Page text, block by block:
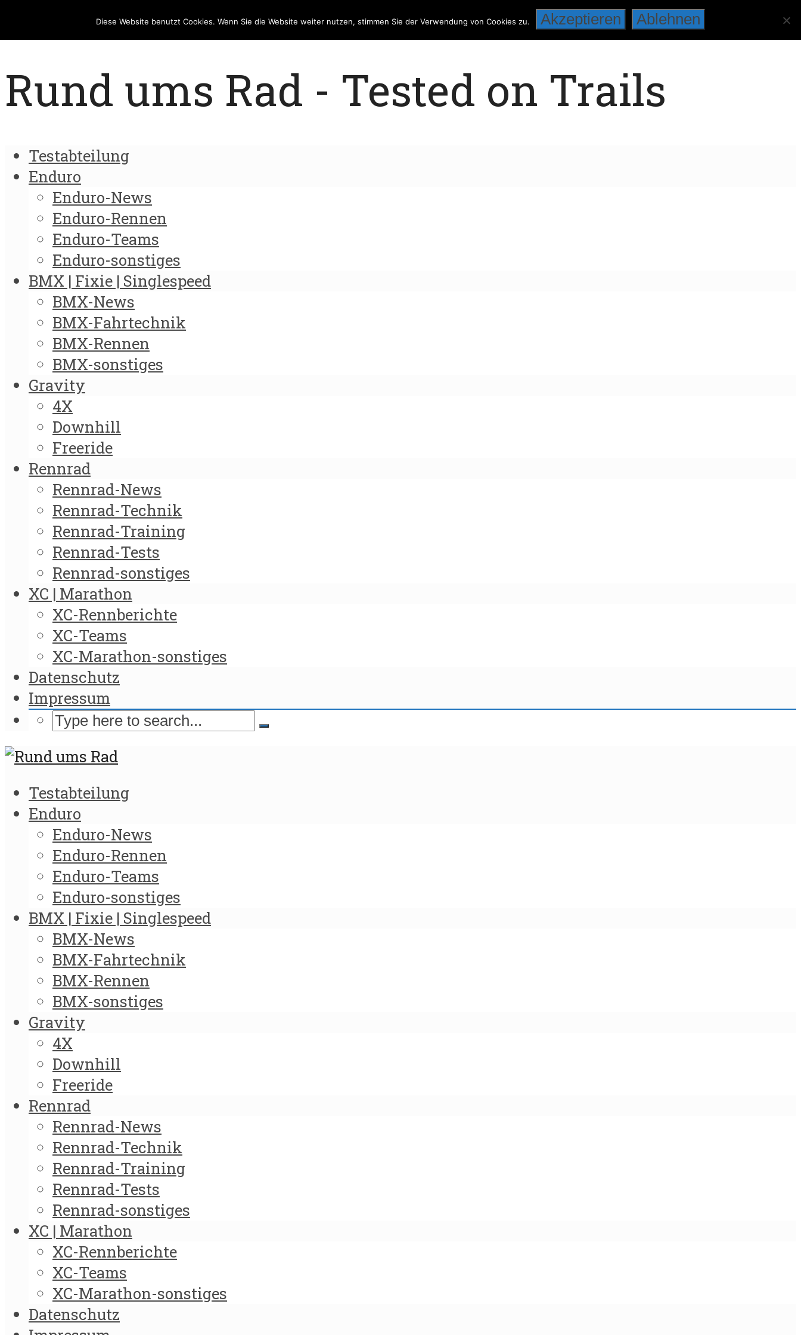
Rund ums Rad - Tested on Trails
Testabteilung
Enduro
Enduro-News
Enduro-Rennen
Enduro-Teams
Enduro-sonstiges
BMX | Fixie | Singlespeed
BMX-News
BMX-Fahrtechnik
BMX-Rennen
BMX-sonstiges
Gravity
4X
Downhill
Freeride
Rennrad
Rennrad-News
Rennrad-Technik
Rennrad-Training
Rennrad-Tests
Rennrad-sonstiges
XC | Marathon
XC-Rennberichte
XC-Teams
XC-Marathon-sonstiges
Datenschutz
Impressum
Testabteilung
Enduro
Enduro-News
Enduro-Rennen
Enduro-Teams
Enduro-sonstiges
BMX | Fixie | Singlespeed
BMX-News
BMX-Fahrtechnik
BMX-Rennen
BMX-sonstiges
Gravity
4X
Downhill
Freeride
Rennrad
Rennrad-News
Rennrad-Technik
Rennrad-Training
Rennrad-Tests
Rennrad-sonstiges
XC | Marathon
XC-Rennberichte
XC-Teams
XC-Marathon-sonstiges
Datenschutz
Diese Website benutzt Cookies. Wenn Sie die Website weiter nutzen, stimmen Sie der Verwendung von Cookies zu. Akzeptieren Ablehnen